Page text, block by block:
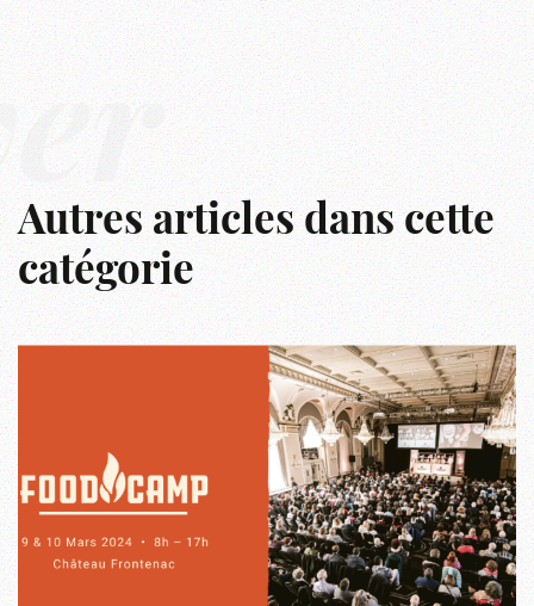
Autres articles dans cette
catégorie